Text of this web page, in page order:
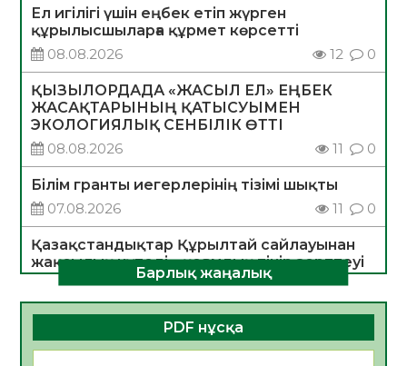
Ел игілігі үшін еңбек етіп жүрген
құрылысшыларға құрмет көрсетті
08.08.2026
12 0
ҚЫЗЫЛОРДАДА «ЖАСЫЛ ЕЛ» ЕҢБЕК
ЖАСАҚТАРЫНЫҢ ҚАТЫСУЫМЕН
ЭКОЛОГИЯЛЫҚ СЕНБІЛІК ӨТТІ
08.08.2026
11 0
Білім гранты иегерлерінің тізімі шықты
07.08.2026
11 0
Қазақстандықтар Құрылтай сайлауынан
жақсылық күтеді – қоғамдық пікір зерттеуі
07.08.2026
11
«Дауыс беру учаскесін қалай табуға
болады?»
Барлық жаңалық
PDF нұсқа